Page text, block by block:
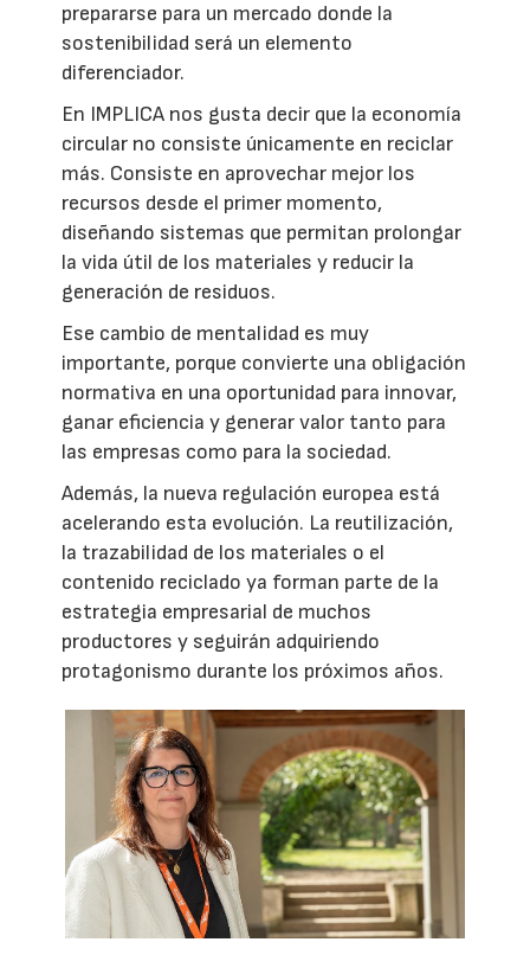
prepararse para un mercado donde la
sostenibilidad será un elemento
diferenciador.
En IMPLICA nos gusta decir que la economía
circular no consiste únicamente en reciclar
más. Consiste en aprovechar mejor los
recursos desde el primer momento,
diseñando sistemas que permitan prolongar
la vida útil de los materiales y reducir la
generación de residuos.
Ese cambio de mentalidad es muy
importante, porque convierte una obligación
normativa en una oportunidad para innovar,
ganar eficiencia y generar valor tanto para
las empresas como para la sociedad.
Además, la nueva regulación europea está
acelerando esta evolución. La reutilización,
la trazabilidad de los materiales o el
contenido reciclado ya forman parte de la
estrategia empresarial de muchos
productores y seguirán adquiriendo
protagonismo durante los próximos años.